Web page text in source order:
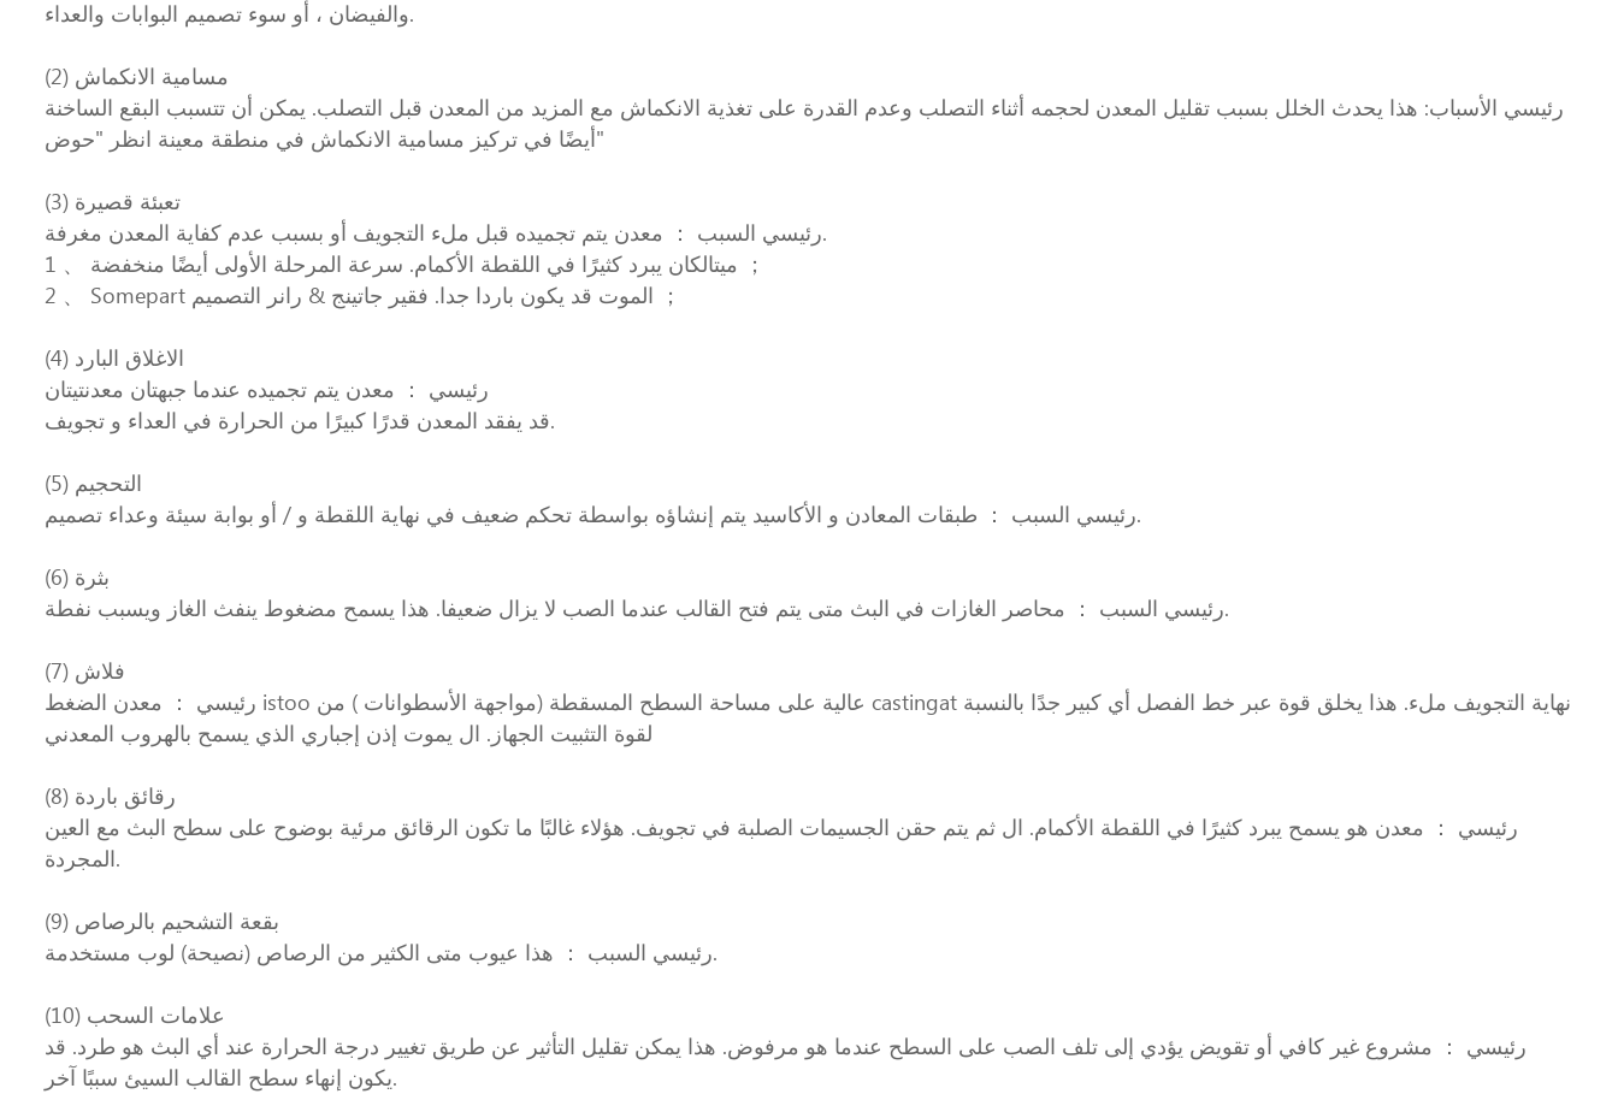
والفيضان ، أو سوء تصميم البوابات والعداء.
(2) مسامية الانكماش
رئيسي الأسباب: هذا يحدث الخلل بسبب تقليل المعدن لحجمه أثناء التصلب وعدم القدرة على تغذية الانكماش مع المزيد من المعدن قبل التصلب. يمكن أن تتسبب البقع الساخنة
أيضًا في تركيز مسامية الانكماش في منطقة معينة انظر "حوض"
(3) تعبئة قصيرة
رئيسي السبب ： معدن يتم تجميده قبل ملء التجويف أو بسبب عدم كفاية المعدن مغرفة.
1 、 ميتالكان يبرد كثيرًا في اللقطة الأكمام. سرعة المرحلة الأولى أيضًا منخفضة ；
2 、 Somepart الموت قد يكون باردا جدا. فقير جاتينج & رانر التصميم ；
(4) الاغلاق البارد
رئيسي ： معدن يتم تجميده عندما جبهتان معدنتيتان
قد يفقد المعدن قدرًا كبيرًا من الحرارة في العداء و تجويف.
(5) التحجيم
رئيسي السبب ： طبقات المعادن و الأكاسيد يتم إنشاؤه بواسطة تحكم ضعيف في نهاية اللقطة و / أو بوابة سيئة وعداء تصميم.
(6) بثرة
رئيسي السبب ： محاصر الغازات في البث متى يتم فتح القالب عندما الصب لا يزال ضعيفا. هذا يسمح مضغوط ينفث الغاز ويسبب نفطة.
(7) فلاش
رئيسي ： معدن الضغط istoo عالية على مساحة السطح المسقطة (مواجهة الأسطوانات ) من castingat نهاية التجويف ملء. هذا يخلق قوة عبر خط الفصل أي كبير جدًا بالنسبة
لقوة التثبيت الجهاز. ال يموت إذن إجباري الذي يسمح بالهروب المعدني
(8) رقائق باردة
رئيسي ： معدن هو يسمح يبرد كثيرًا في اللقطة الأكمام. ال ثم يتم حقن الجسيمات الصلبة في تجويف. هؤلاء غالبًا ما تكون الرقائق مرئية بوضوح على سطح البث مع العين
المجردة.
(9) بقعة التشحيم بالرصاص
رئيسي السبب ： هذا عيوب متى الكثير من الرصاص (نصيحة) لوب مستخدمة.
(10) علامات السحب
رئيسي ： مشروع غير كافي أو تقويض يؤدي إلى تلف الصب على السطح عندما هو مرفوض. هذا يمكن تقليل التأثير عن طريق تغيير درجة الحرارة عند أي البث هو طرد. قد
يكون إنهاء سطح القالب السيئ سببًا آخر.